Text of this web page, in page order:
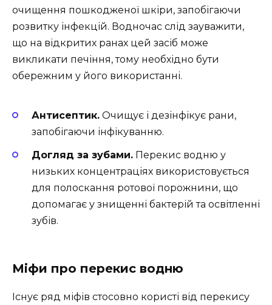
очищення пошкодженої шкіри, запобігаючи
розвитку інфекцій. Водночас слід зауважити,
що на відкритих ранах цей засіб може
викликати печіння, тому необхідно бути
обережним у його використанні.
Антисептик. Очищує і дезінфікує рани,
запобігаючи інфікуванню.
Догляд за зубами. Перекис водню у
низьких концентраціях використовується
для полоскання ротової порожнини, що
допомагає у знищенні бактерій та освітленні
зубів.
Міфи про перекис водню
Існує ряд міфів стосовно користі від перекису